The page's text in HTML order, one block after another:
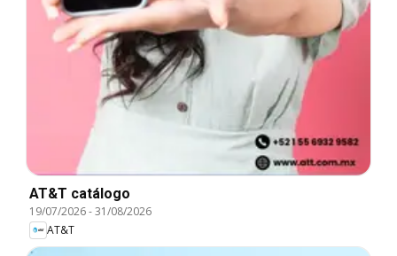
AT&T catálogo
19/07/2026-31/08/2026
AT&T